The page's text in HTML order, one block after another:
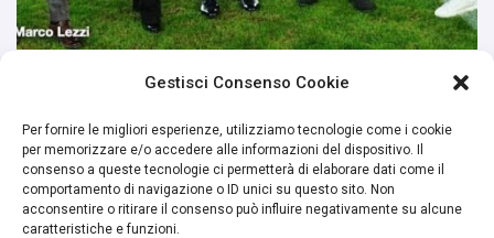
Gestisci Consenso Cookie
Per fornire le migliori esperienze, utilizziamo tecnologie come i cookie
per memorizzare e/o accedere alle informazioni del dispositivo. Il
consenso a queste tecnologie ci permetterà di elaborare dati come il
comportamento di navigazione o ID unici su questo sito. Non
acconsentire o ritirare il consenso può influire negativamente su alcune
caratteristiche e funzioni.